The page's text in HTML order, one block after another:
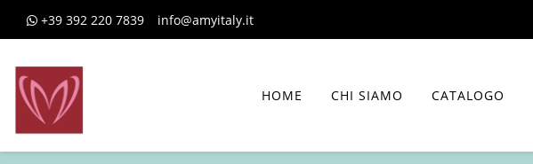
+39 392 220 7839 info@amyitaly.it
HOME CHI SIAMO CATALOGO